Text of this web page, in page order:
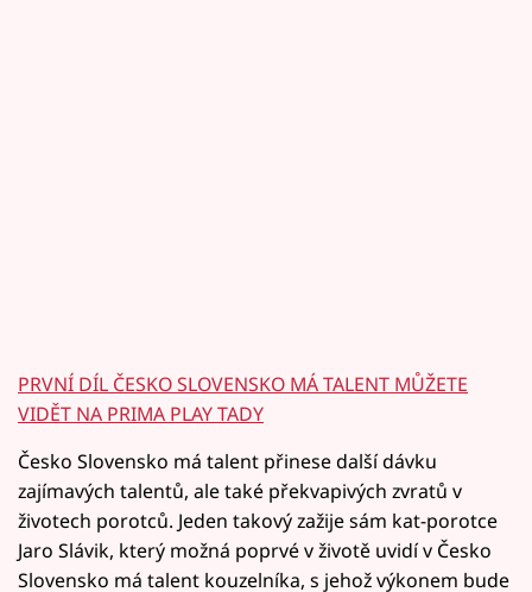
PRVNÍ DÍL ČESKO SLOVENSKO MÁ TALENT MŮŽETE
VIDĚT NA PRIMA PLAY TADY
Česko Slovensko má talent přinese další dávku
zajímavých talentů, ale také překvapivých zvratů v
životech porotců. Jeden takový zažije sám kat-porotce
Jaro Slávik, který možná poprvé v životě uvidí v Česko
Slovensko má talent kouzelníka, s jehož výkonem bude